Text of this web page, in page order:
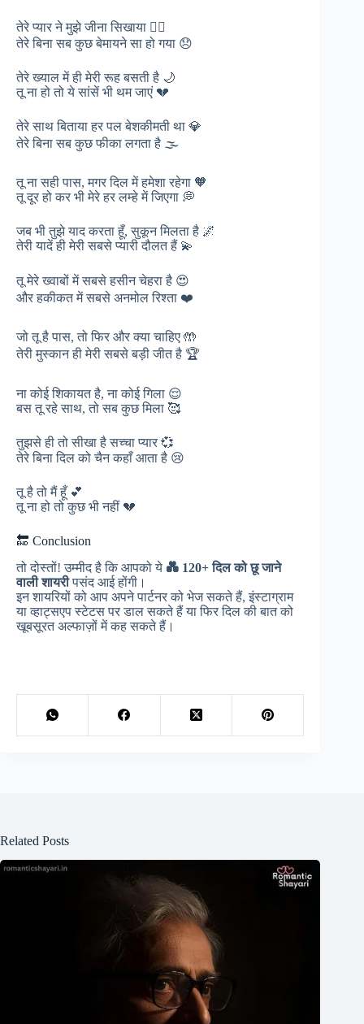
तेरे प्यार ने मुझे जीना सिखाया ❤️‍🔥
तेरे बिना सब कुछ बेमायने सा हो गया 😞
तेरे ख्याल में ही मेरी रूह बसती है 🌙
तू ना हो तो ये सांसें भी थम जाएं 💔
तेरे साथ बिताया हर पल बेशकीमती था 💎
तेरे बिना सब कुछ फीका लगता है 🌫️
तू ना सही पास, मगर दिल में हमेशा रहेगा 🧡
तू दूर हो कर भी मेरे हर लम्हे में जिएगा 💭
जब भी तुझे याद करता हूँ, सुकून मिलता है 🌌
तेरी यादें ही मेरी सबसे प्यारी दौलत हैं 💫
तू मेरे ख्वाबों में सबसे हसीन चेहरा है 😍
और हकीकत में सबसे अनमोल रिश्ता ❤️
जो तू है पास, तो फिर और क्या चाहिए 🤲
तेरी मुस्कान ही मेरी सबसे बड़ी जीत है 🏆
ना कोई शिकायत है, ना कोई गिला 😌
बस तू रहे साथ, तो सब कुछ मिला 🥰
तुझसे ही तो सीखा है सच्चा प्यार 💞
तेरे बिना दिल को चैन कहाँ आता है 😢
तू है तो मैं हूँ 💕
तू ना हो तो कुछ भी नहीं 💔
🔚 Conclusion
तो दोस्तों! उम्मीद है कि आपको ये 💑 120+ दिल को छू जाने
वाली शायरीपसंद आई होंगी।
इन शायरियों को आप अपने पार्टनर को भेज सकते हैं, इंस्टाग्राम
या व्हाट्सएप स्टेटस पर डाल सकते हैं या फिर दिल की बात को
खूबसूरत अल्फाज़ों में कह सकते हैं।
Related Posts